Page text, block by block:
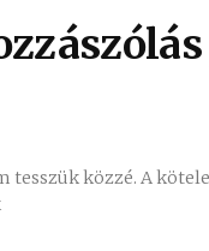
tesszük közzé. A